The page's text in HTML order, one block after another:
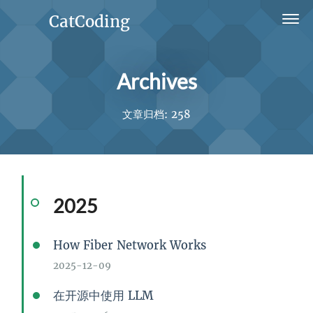
CatCoding
Archives
Ideas
Archives
文章归档: 258
2025
How Fiber Network Works
2025-12-09
在开源中使用 LLM